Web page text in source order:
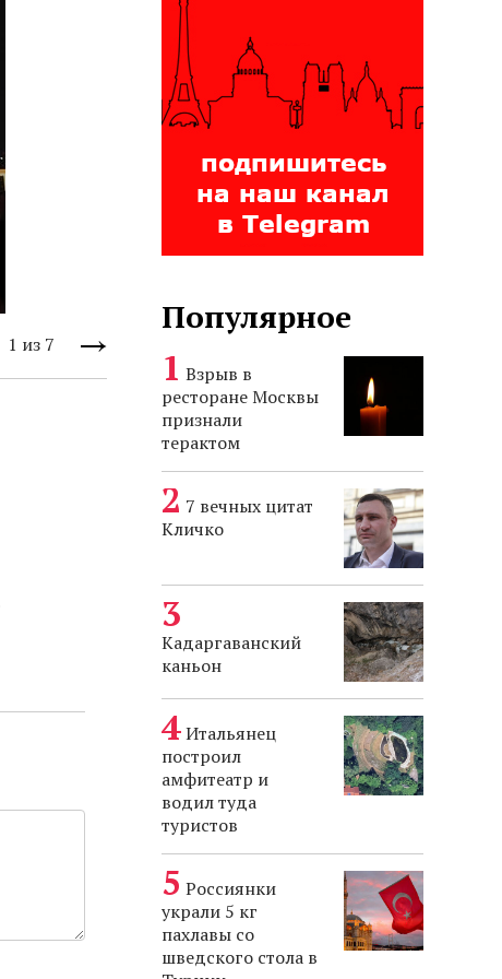
1 из 7
Популярное
Взрыв в
ресторане Москвы
признали
терактом
7 вечных цитат
Кличко
Кадаргаванский
каньон
Итальянец
построил
амфитеатр и
водил туда
туристов
Россиянки
украли 5 кг
пахлавы со
шведского стола в